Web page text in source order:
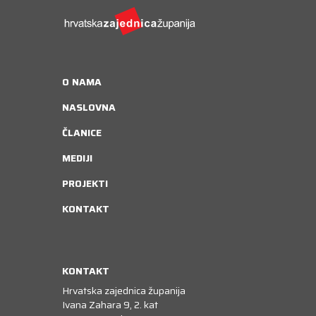
O NAMA
NASLOVNA
ČLANICE
MEDIJI
PROJEKTI
KONTAKT
KONTAKT
Hrvatska zajednica županija
Ivana Zahara 9, 2. kat